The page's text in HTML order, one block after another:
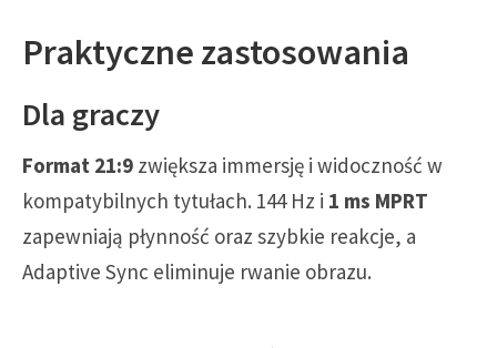
Praktyczne zastosowania
Dla graczy
Format 21:9 zwiększa immersję i widoczność w
kompatybilnych tytułach. 144 Hz i 1 ms MPRT
zapewniają płynność oraz szybkie reakcje, a
Adaptive Sync eliminuje rwanie obrazu.